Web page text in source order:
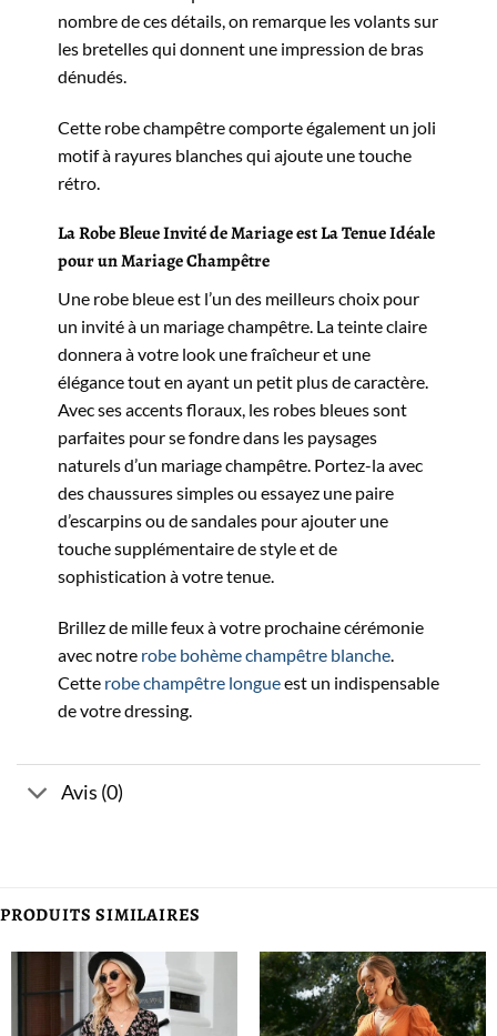
nombre de ces détails, on remarque les volants sur
les bretelles qui donnent une impression de bras
dénudés.
Cette robe champêtre comporte également un joli
motif à rayures blanches qui ajoute une touche
rétro.
La Robe Bleue Invité de Mariage est La Tenue Idéale
pour un Mariage Champêtre
Une robe bleue est l’un des meilleurs choix pour
un invité à un mariage champêtre. La teinte claire
donnera à votre look une fraîcheur et une
élégance tout en ayant un petit plus de caractère.
Avec ses accents floraux, les robes bleues sont
parfaites pour se fondre dans les paysages
naturels d’un mariage champêtre. Portez-la avec
des chaussures simples ou essayez une paire
d’escarpins ou de sandales pour ajouter une
touche supplémentaire de style et de
sophistication à votre tenue.
Brillez de mille feux à votre prochaine cérémonie
avec notre robe bohème champêtre blanche.
Cette robe champêtre longueest un indispensable
de votre dressing.
Avis (0)
PRODUITS SIMILAIRES